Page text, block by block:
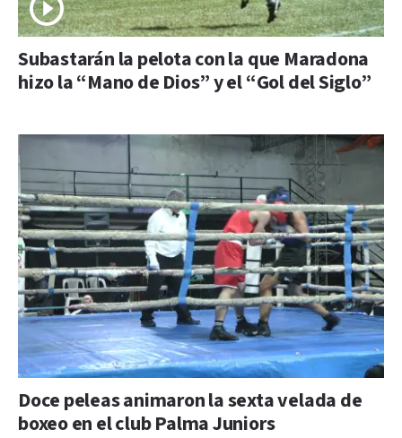
Subastarán la pelota con la que Maradona
hizo la “Mano de Dios” y el “Gol del Siglo”
Doce peleas animaron la sexta velada de
boxeo en el club Palma Juniors